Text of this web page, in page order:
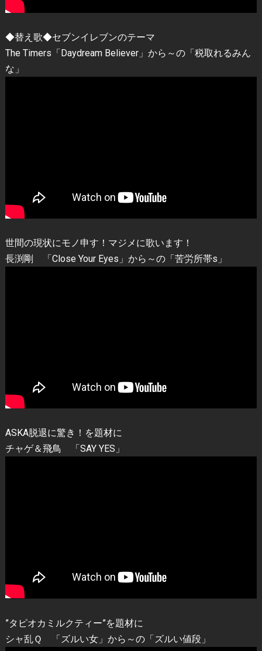
◆替え歌◆セブンイレブンのテーマ
The Timers「Daydream Believer」から～の「税取れるみん
な」
世間の現状にモノ申す！マジメに歌います！
長渕剛 「Close Your Eyes」から～の「苦労所帯s」
ASKA脱退に驚き！を題材に
チャゲ＆飛鳥 「SAY YES」
”タピオカミルクティー”を題材に
シャ乱Ｑ 「ズルい女」から～の「ズルい値段」